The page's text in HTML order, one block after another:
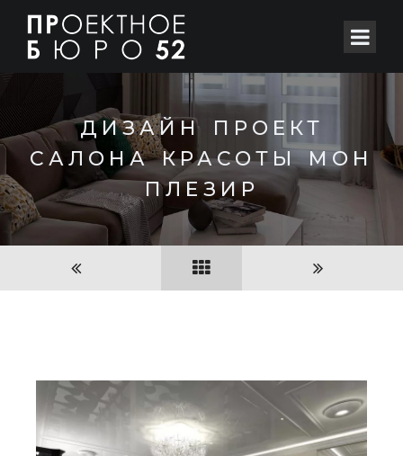
ДИЗАЙН ПРОЕКТ
САЛОНА КРАСОТЫ МОН
ПЛЕЗИР